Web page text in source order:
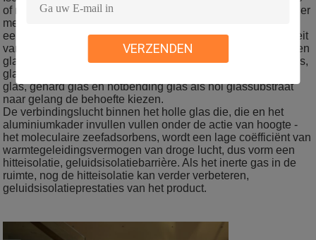
VERZENDEN
of meer stukken van glas, het interval van het aluminiumkader
met intern volledig ofefficient moleculair zeefadsorbens uit
een bepaalde breedte van de ruimte, met een hoge intensiteit
van rand het verzegelen lijm het verzegelen lijmen hen in een
glascomponent. Kan gewoon transparant glas, gekleurd glas,
glas ofhot reflex geplateerde film, glas laag-e, gelamineerd
glas, gehard glas en hotbending glas als hol glassubstraat
naar gelang de behoefte kiezen.
De verbindingslucht binnen het holle glas die, die en het
aluminiumkader invullen vullen onder de actie van hoogte -
het moleculaire zeefadsorbens, wordt een lage coëfficiënt van
warmtegeleidingsvermogen van droge lucht, dus vorm een
hitteisolatie, geluidsisolatiebarrière. Als het inerte gas in de
ruimte, nog de hitteisolatie kan verder verbeteren,
geluidsisolatieprestaties van het product.